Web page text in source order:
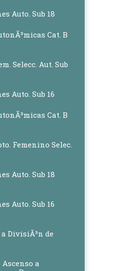
Auto. Sub 18
Cat. B
Selecc. Aut. Sub
Auto. Sub 16
Cat. B
Femenino Selec.
Auto. Sub 18
Auto. Sub 16
DivisiÃ³n de
a